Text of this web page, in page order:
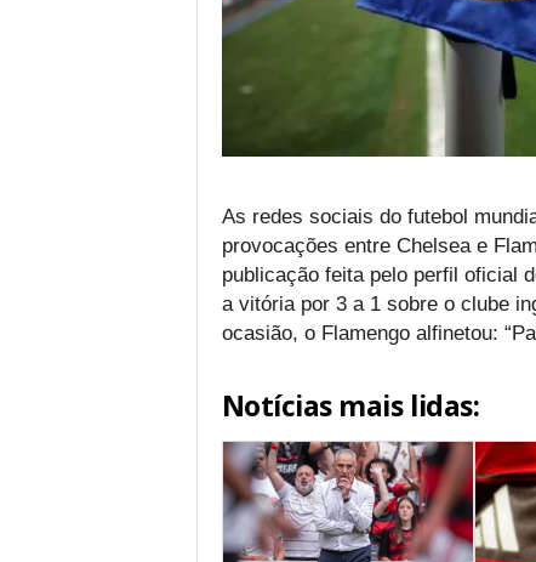
As redes sociais do futebol
provocações entre Chelsea e
publicação feita pelo perfil oficial
a vitória por 3 a 1 sobre o clube
ocasião, o Flamengo alfinetou:
Notícias mais lidas: